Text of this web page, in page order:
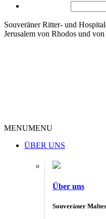
Souveräner Ritter- und
Jerusalem von Rhodos und
MENUMENU
ÜBER UNS
Über uns
Souveräner